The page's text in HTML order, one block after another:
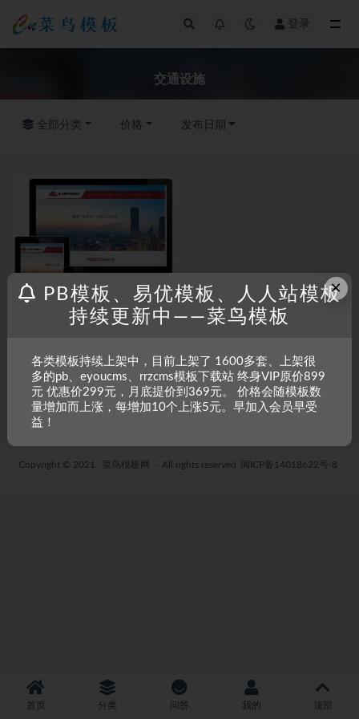
登录
交通设施
全部分类 价格 发布日期
RRZCMS模板
(带手机版)
6 年前 34 19.9
Copyright © 2021 菜鸟模板网 - All rights reserved 闽ICP备14018622号-8
首页 分类 问答 我的 顶部
×
PB模板、易优模板、人人站模板
持续更新中——菜鸟模板
各类模板持续上架中，目前上架了 1600多套、上架很
多的pb、eyoucms、rrzcms模板下载站 终身VIP原价899
元 优惠价299元，月底提价到369元。 价格会随模板数
量增加而上涨，每增加10个上涨5元。早加入会员早受
益！